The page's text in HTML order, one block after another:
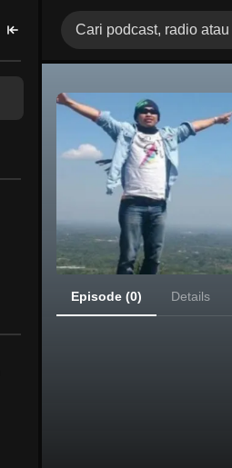
Episode (0) Details